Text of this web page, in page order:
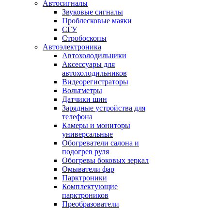
Автосигналы
Звуковые сигналы
Проблесковые маяки
СГУ
Стробоскопы
Автоэлектроника
Автохолодильники
Аксессуары для
автохолодильников
Видеорегистраторы
Вольтметры
Датчики шин
Зарядные устройства для
телефона
Камеры и мониторы
универсальные
Обогреватели салона и
подогрев руля
Обогревы боковых зеркал
Омыватели фар
Парктроники
Комплектующие
парктроников
Преобразователи